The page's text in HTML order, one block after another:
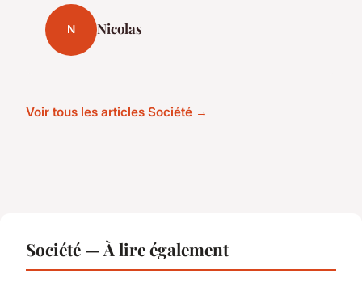
N Nicolas
Voir tous les articles Société →
Société — À lire également